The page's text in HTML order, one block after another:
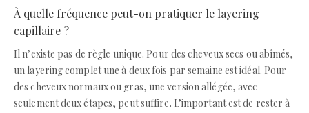
À quelle fréquence peut-on pratiquer le layering
capillaire ?
Il n’existe pas de règle unique. Pour des cheveux secs ou abîmés,
un layering complet une à deux fois par semaine est idéal. Pour
des cheveux normaux ou gras, une version allégée, avec
seulement deux étapes, peut suffire. L’important est de rester à